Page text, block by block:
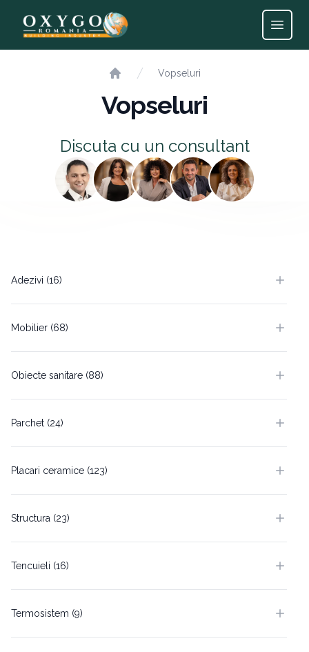
Open
Vopseluri
Vopseluri
Discuta cu un consultant
Adezivi (16)
Mobilier (68)
Obiecte sanitare (88)
Parchet (24)
Placari ceramice (123)
Structura (23)
Tencuieli (16)
Termosistem (9)